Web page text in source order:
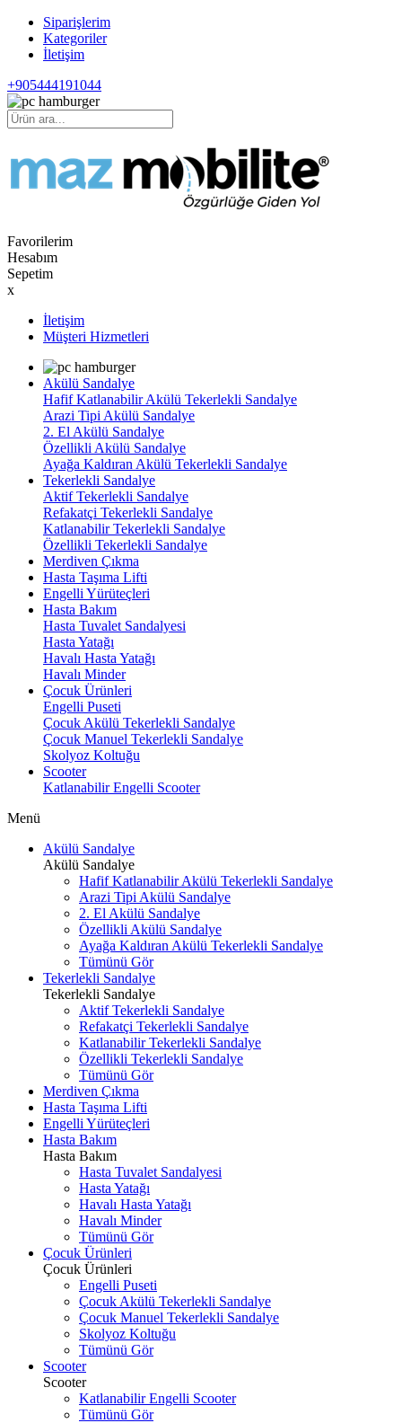
Siparişlerim
Kategoriler
İletişim
+905444191044
Favorilerim
Hesabım
Sepetim
x
İletişim
Müşteri Hizmetleri
Akülü Sandalye
Hafif Katlanabilir Akülü Tekerlekli Sandalye
Arazi Tipi Akülü Sandalye
2. El Akülü Sandalye
Özellikli Akülü Sandalye
Ayağa Kaldıran Akülü Tekerlekli Sandalye
Tekerlekli Sandalye
Aktif Tekerlekli Sandalye
Refakatçi Tekerlekli Sandalye
Katlanabilir Tekerlekli Sandalye
Özellikli Tekerlekli Sandalye
Merdiven Çıkma
Hasta Taşıma Lifti
Engelli Yürüteçleri
Hasta Bakım
Hasta Tuvalet Sandalyesi
Hasta Yatağı
Havalı Hasta Yatağı
Havalı Minder
Çocuk Ürünleri
Engelli Puseti
Çocuk Akülü Tekerlekli Sandalye
Çocuk Manuel Tekerlekli Sandalye
Skolyoz Koltuğu
Scooter
Katlanabilir Engelli Scooter
Menü
Akülü Sandalye
Akülü Sandalye
Hafif Katlanabilir Akülü Tekerlekli Sandalye
Arazi Tipi Akülü Sandalye
2. El Akülü Sandalye
Özellikli Akülü Sandalye
Ayağa Kaldıran Akülü Tekerlekli Sandalye
Tümünü Gör
Tekerlekli Sandalye
Tekerlekli Sandalye
Aktif Tekerlekli Sandalye
Refakatçi Tekerlekli Sandalye
Katlanabilir Tekerlekli Sandalye
Özellikli Tekerlekli Sandalye
Tümünü Gör
Merdiven Çıkma
Hasta Taşıma Lifti
Engelli Yürüteçleri
Hasta Bakım
Hasta Bakım
Hasta Tuvalet Sandalyesi
Hasta Yatağı
Havalı Hasta Yatağı
Havalı Minder
Tümünü Gör
Çocuk Ürünleri
Çocuk Ürünleri
Engelli Puseti
Çocuk Akülü Tekerlekli Sandalye
Çocuk Manuel Tekerlekli Sandalye
Skolyoz Koltuğu
Tümünü Gör
Scooter
Scooter
Katlanabilir Engelli Scooter
Tümünü Gör